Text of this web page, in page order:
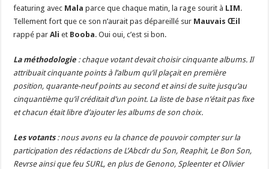
featuring avec Mala parce que chaque matin, la rage sourit à LIM.
Tellement fort que ce son n’aurait pas dépareillé sur Mauvais Œil
rappé parAli et Booba. Oui oui, c’est si bon.
La méthodologie : chaque votant devait choisir cinquante albums. Il
attribuait cinquante points à l’album qu’il plaçait en première
position, quarante-neuf points au second et ainsi de suite jusqu’au
cinquantième qu’il créditait d’un point. La liste de base n’était pas fixe
et chacun était libre d’ajouter les albums de son choix.
Les votants: nous avons eu la chance de pouvoir compter sur la
participation des rédactions de L’Abcdr du Son, Reaphit, Le Bon Son,
Revrse ainsi que feu SURL, en plus de Genono, Spleenter et Olivier